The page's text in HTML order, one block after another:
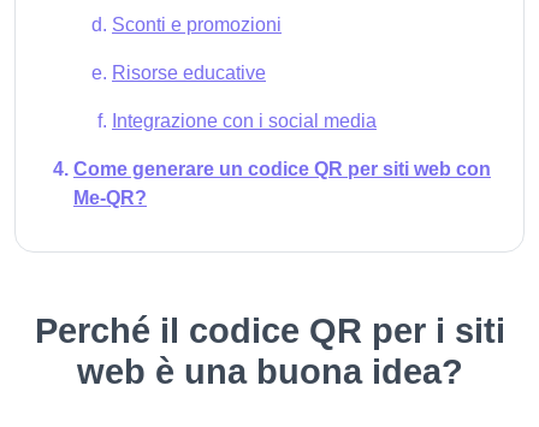
Sconti e promozioni
Risorse educative
Integrazione con i social media
Come generare un codice QR per siti web con
Me-QR?
Perché il codice QR per i siti
web è una buona idea?